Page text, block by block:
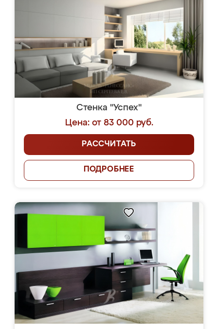
Стенка "Успех"
Цена: от 83 000 руб.
РАССЧИТАТЬ
ПОДРОБНЕЕ